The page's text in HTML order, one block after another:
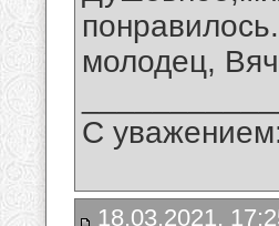
молодец,
С
18.03.2021,